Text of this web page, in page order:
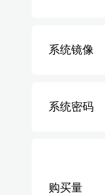
系统镜像
系统密码
购买量